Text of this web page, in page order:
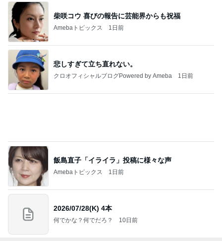
柴咲コウ 喜びの報告に芸能界からも祝福
Amebaトピックス 1日前
悲しすぎて立ち直れない。
クロオフィシャルブログPowered by Ameba 1日前
飯島直子「イライラ」投稿に様々な声
Amebaトピックス 1日前
2026/07/28(K) 4本
何でかな？何でだろ？ 10日前